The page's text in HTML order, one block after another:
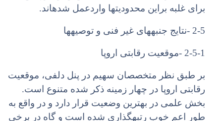
برای غلبه براین محدودیتها واردعمل شدهاند.
2-5 -نتایج جنبههای غیر فنی و توصیهها
2-5-1 -موقعیت رقابتی اروپا
بر طبق نظر متخصصان سهیم در پنل دلفی، موقعیت
رقابتی اروپا در چهار زمینه ذکر شده متنوع است.
بخش علمی در بهترین وضعیت قرار دارد و در واقع به
طور اعم خوب رتبهگذاری شده است و گاه در برخی